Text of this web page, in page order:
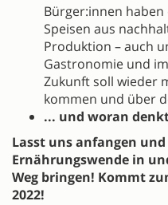
Bürger:innen
Speisen aus
Produktion – auch
Gastronomie und
Zukunft soll wieder
kommen und über
... und woran
Lasst uns anfangen
Ernährungswende in
Weg bringen! Kommt
2022!